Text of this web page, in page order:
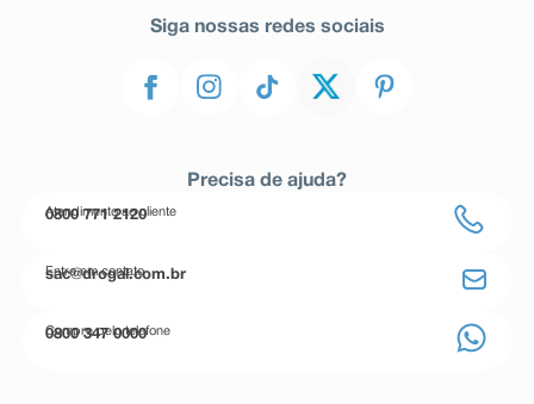
Siga nossas redes sociais
Precisa de ajuda?
Atendimento ao cliente
0800 771 2120
Entre em contato
sac@drogal.com.br
Compre pelo telefone
0800 347 0000